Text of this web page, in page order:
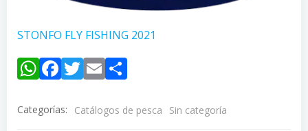
STONFO FLY FISHING 2021
WhatsApp
Facebook
Twitter
Email
Categorías: Catálogos de pesca Sin categoría